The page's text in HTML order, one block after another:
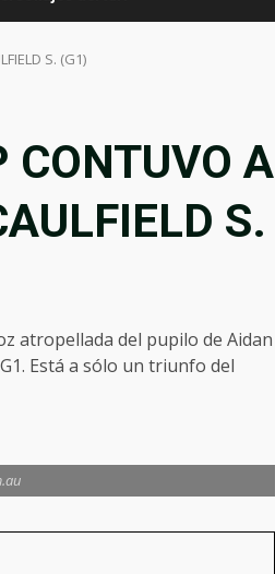
S. (G1)
CONTUVO A
S.
atropellada del pupilo de Aidan
Está a sólo un triunfo del